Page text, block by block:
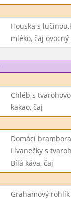
Houska s
mléko, čaj ovocný
Chléb s
kakao, čaj
Domácí
Lívanečky s
Bílá káva, čaj
Grahamový